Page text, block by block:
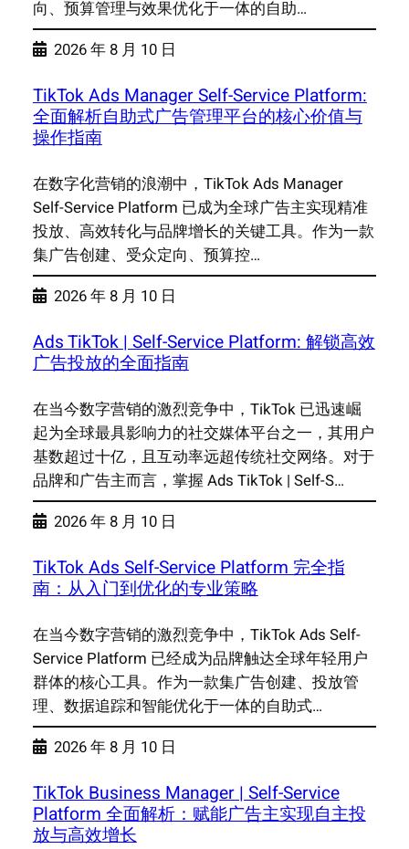
向、预算管理与效果优化于一体的自助…
2026 年 8 月 10 日
TikTok Ads Manager Self-Service Platform:
全面解析自助式广告管理平台的核心价值与
操作指南
在数字化营销的浪潮中，TikTok Ads Manager
Self-Service Platform 已成为全球广告主实现精准
投放、高效转化与品牌增长的关键工具。作为一款
集广告创建、受众定向、预算控…
2026 年 8 月 10 日
Ads TikTok | Self-Service Platform: 解锁高效
广告投放的全面指南
在当今数字营销的激烈竞争中，TikTok 已迅速崛
起为全球最具影响力的社交媒体平台之一，其用户
基数超过十亿，且互动率远超传统社交网络。对于
品牌和广告主而言，掌握 Ads TikTok | Self-S…
2026 年 8 月 10 日
TikTok Ads Self-Service Platform 完全指
南：从入门到优化的专业策略
在当今数字营销的激烈竞争中，TikTok Ads Self-
Service Platform 已经成为品牌触达全球年轻用户
群体的核心工具。作为一款集广告创建、投放管
理、数据追踪和智能优化于一体的自助式…
2026 年 8 月 10 日
TikTok Business Manager | Self-Service
Platform 全面解析：赋能广告主实现自主投
放与高效增长